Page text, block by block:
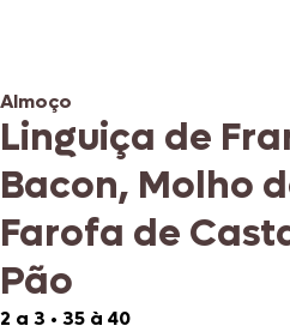
Almoço
Linguiça de
Bacon, Molho
Farofa de
Pão
2 a 3 • 35 à 40